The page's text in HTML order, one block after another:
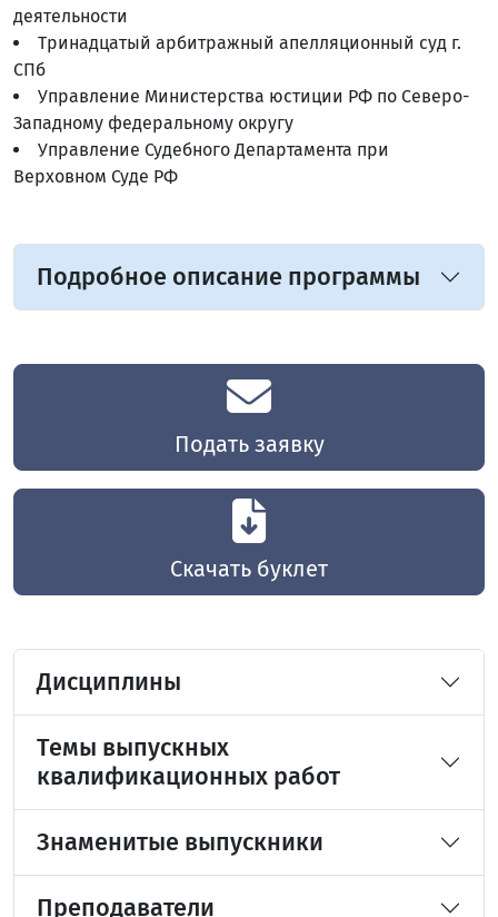
деятельности
Тринадцатый арбитражный апелляционный суд г.
СПб
Управление Министерства юстиции РФ по Северо-
Западному федеральному округу
Управление Судебного Департамента при
Верховном Суде РФ
Подробное описание программы
Подать заявку
Скачать буклет
Дисциплины
Темы выпускных
квалификационных работ
Знаменитые выпускники
Преподаватели